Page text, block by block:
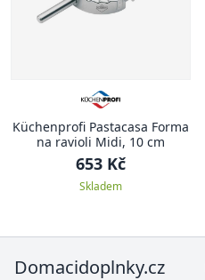
Küchenprofi Pastacasa Forma
na ravioli Midi, 10 cm
653 Kč
Skladem
Domacidoplnky.cz